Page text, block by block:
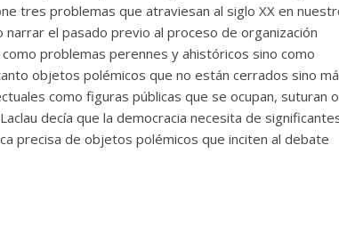
tres problemas que atraviesan al siglo XX en
narrar el pasado previo al proceso de organización
problemas perennes y ahistóricos sino como
objetos polémicos que no están cerrados sino
como figuras públicas que se ocupan, suturan o
decía que la democracia necesita de
precisa de objetos polémicos que inciten al debate